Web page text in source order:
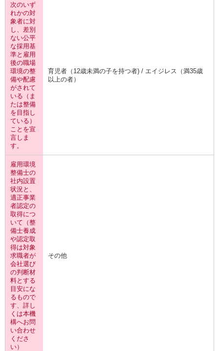
次のいず
れかの対
象者に対
し、差別
ない公平
な採用基
準と雇用
後の職場
環境の整
備や配慮
がされて
いる（ま
たは整備
を目指し
ている）
ことを宣
言しま
す。
育児者（12歳未満の子を持つ者) / エイジレス（満35歳
以上の者）
雇用環境
整備士の
社内設置
状況と、
適正事業
者認定の
取得につ
いて（整
備士養成
や認定取
得は対象
求職者が
会社選び
の判断材
料とする
目安にな
るもので
す、詳し
くは本機
構へお問
い合わせ
くださ
い）
その他